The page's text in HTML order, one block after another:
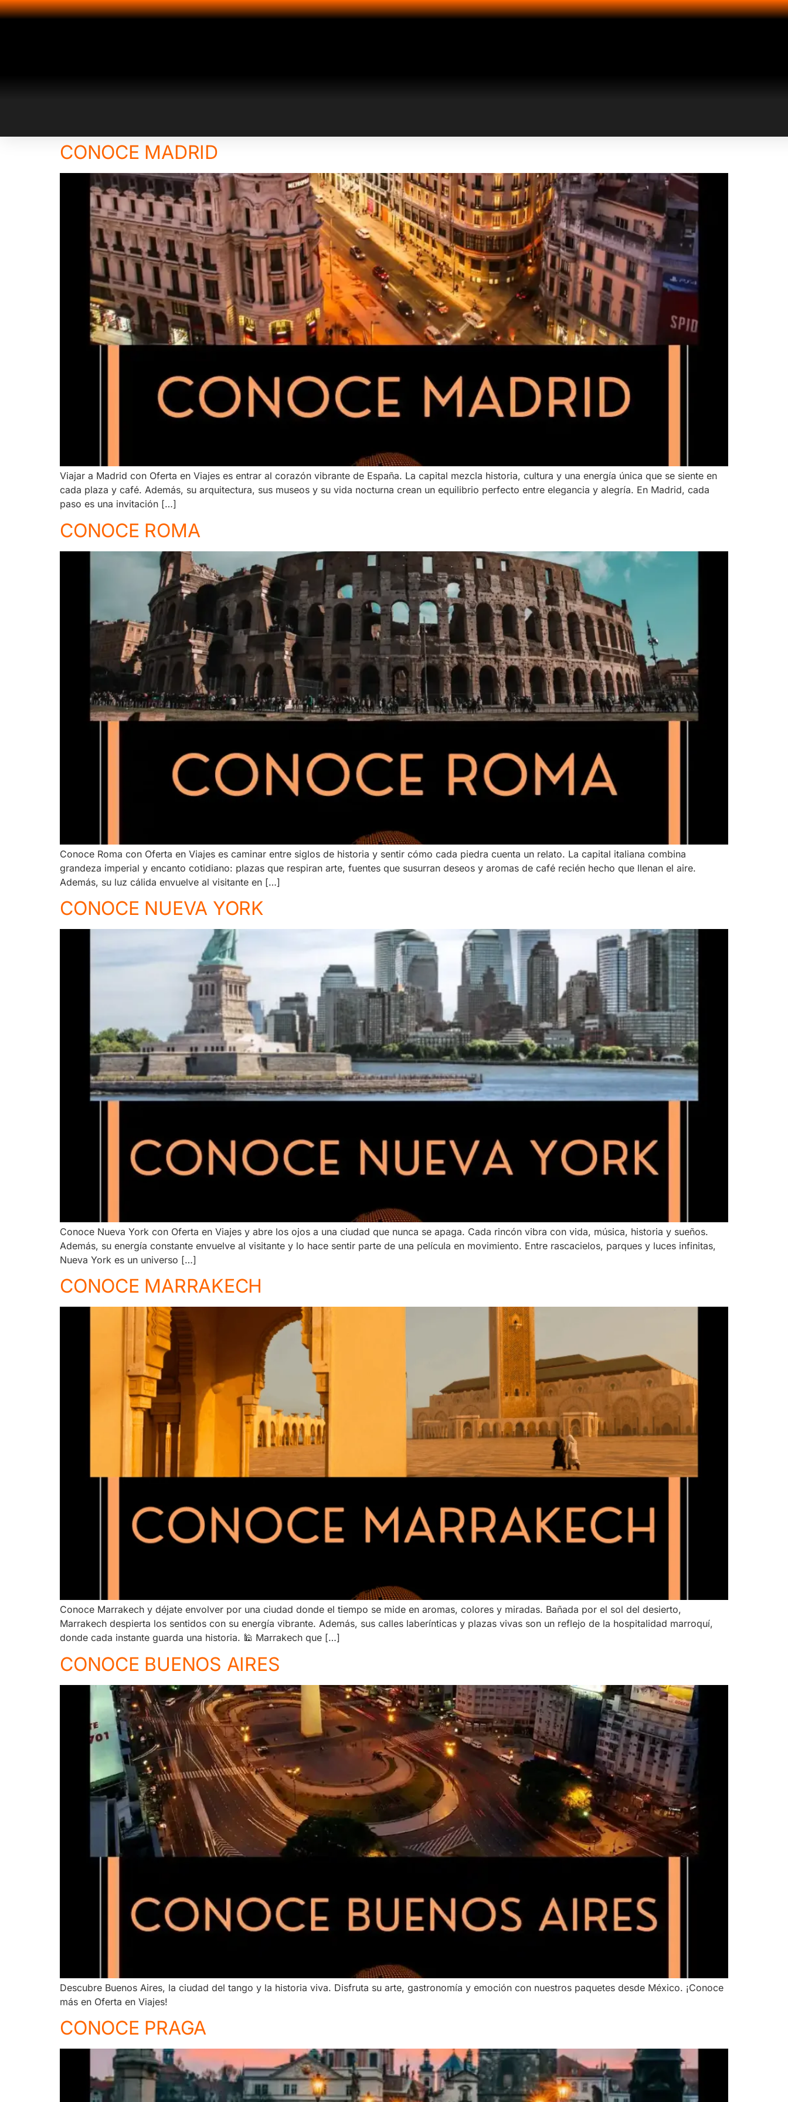
CONOCE MADRID
Viajar a Madrid con Oferta en Viajes es entrar al corazón vibrante de España. La capital mezcla historia, cultura y una energía única que se siente en
cada plaza y café. Además, su arquitectura, sus museos y su vida nocturna crean un equilibrio perfecto entre elegancia y alegría. En Madrid, cada
paso es una invitación […]
CONOCE ROMA
Conoce Roma con Oferta en Viajes es caminar entre siglos de historia y sentir cómo cada piedra cuenta un relato. La capital italiana combina
grandeza imperial y encanto cotidiano: plazas que respiran arte, fuentes que susurran deseos y aromas de café recién hecho que llenan el aire.
Además, su luz cálida envuelve al visitante en […]
CONOCE NUEVA YORK
Conoce Nueva York con Oferta en Viajes y abre los ojos a una ciudad que nunca se apaga. Cada rincón vibra con vida, música, historia y sueños.
Además, su energía constante envuelve al visitante y lo hace sentir parte de una película en movimiento. Entre rascacielos, parques y luces infinitas,
Nueva York es un universo […]
CONOCE MARRAKECH
Conoce Marrakech y déjate envolver por una ciudad donde el tiempo se mide en aromas, colores y miradas. Bañada por el sol del desierto,
Marrakech despierta los sentidos con su energía vibrante. Además, sus calles laberínticas y plazas vivas son un reflejo de la hospitalidad marroquí,
donde cada instante guarda una historia. 🕌 Marrakech que […]
CONOCE BUENOS AIRES
Descubre Buenos Aires, la ciudad del tango y la historia viva. Disfruta su arte, gastronomía y emoción con nuestros paquetes desde México. ¡Conoce
más en Oferta en Viajes!
CONOCE PRAGA